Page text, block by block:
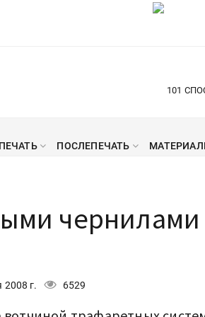
101
ПОСЛЕПЕЧАТЬ
чернилами
г. 6529